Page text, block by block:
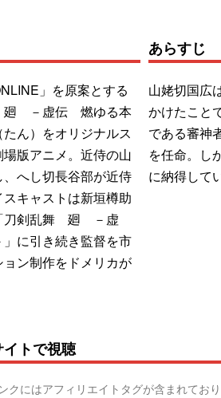
」を原案とする
廻 －虚伝 燃ゆる本
ん）をオリジナルス
場版アニメ。近侍の山
へし切長谷部が近侍
キャストは新垣樽助
刀剣乱舞 廻 －虚
に引き続き監督を市
ン制作をドメリカが
あらすじ
山姥切国広
かけたこと
である審神
を任命。し
に納得して
トで視聴
クにはアフィリエイトタグが含まれてお